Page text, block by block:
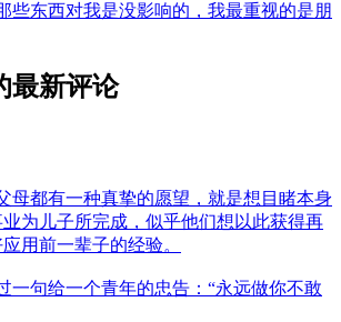
些东西对我是没影响的，我最重视的是朋
最新评论
母都有一种真挚的愿望，就是想目睹本身
为儿子所完成，似乎他们想以此获得再
用前一辈子的经验。
一句给一个青年的忠告：“永远做你不敢